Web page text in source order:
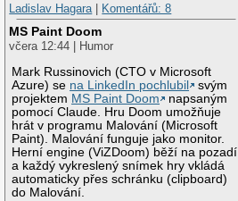
Ladislav Hagara Komentářů: 8
MS Paint Doom
včera 12:44 | Humor
Mark Russinovich (CTO v Microsoft
Azure) se na LinkedIn pochlubil
svým
projektem MS Paint Doom
napsaným
pomocí Claude. Hru Doom umožňuje
hrát v programu Malování (Microsoft
Paint). Malování funguje jako monitor.
Herní engine (ViZDoom) běží na pozadí
a každý vykreslený snímek hry vkládá
automaticky přes schránku (clipboard)
do Malování.